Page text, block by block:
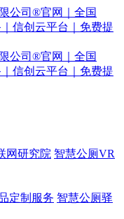
网研究院 智慧公厕VR
定制服务 智慧公厕驿